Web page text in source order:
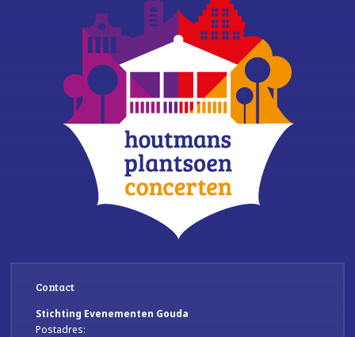
Contact
Stichting Evenementen Gouda
Postadres: